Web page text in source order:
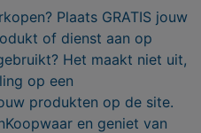
Plaats GRATIS jouw
of dienst aan op
Het maakt niet uit,
op een
produkten op de site.
en geniet van